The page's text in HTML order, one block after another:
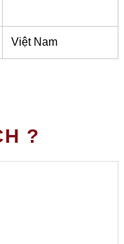
Việt Nam
?